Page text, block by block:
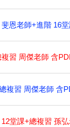
恩老師+進階 16
習 周傑老師 含
複習 周傑老師 含
堂課+總複習 孫